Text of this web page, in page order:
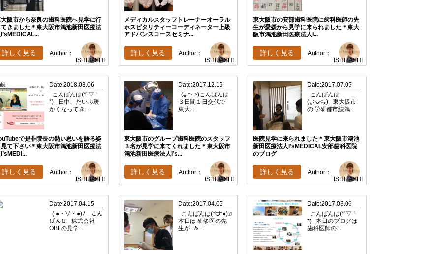
阪市から奈良の歯科医院へ見学に行
きました＊東大阪市鴻池新田医療法
Author：
ISHIBASHI
詳しく見る
メディカルスタッフトレーナーオーラル
ホスピタリティーコーディネーター上級
アドバンスコースセミナ...
Author：
ISHIBASHI
詳しく見る
東大阪市の安部歯科医院に歯科医師の先
生が愛媛から見学に来られました＊東大
阪市鴻池新田医療法人I...
Author：
ISHIBASHI
詳しく見る
Date:2018.03.06
こんばんは(*´▽｀
*) 日中、だいぶ暖
かくなってき...
で是非院長の熱い思いを語る姿
て下さい＊東大阪市鴻池新田医療法
Author：
ISHIBASHI
詳しく見る
Date:2017.12.19
(⁎ ᵛ ᵕ ᵛ)こんばんは
３日間１日交代で
東大...
東大阪市のグループ歯科医院のスタッフ
３名が見学に来てくれました＊東大阪市
鴻池新田医療法人I’s...
Author：
ISHIBASHI
詳しく見る
Date:2017.07.05
こんばんは
(⁎˃ᴗ˂⁎) 東大阪市
の 学研都市線鴻...
医院見学に来られました＊東大阪市鴻池
新田医療法人I’sMEDICAL安部歯科医院
のブログ
Author：
ISHIBASHI
詳しく見る
Date:2017.04.15
( ●・∀・●)ﾉ こん
ばんは 株式会社
OBFの見学...
Date:2017.04.05
こんばんは(ᵔᗨᵔ●)♫
本日は 研修医の先
生が &...
Date:2017.03.06
こんばんは(*´▽｀
*) 本日のブログは
歯科医師の...